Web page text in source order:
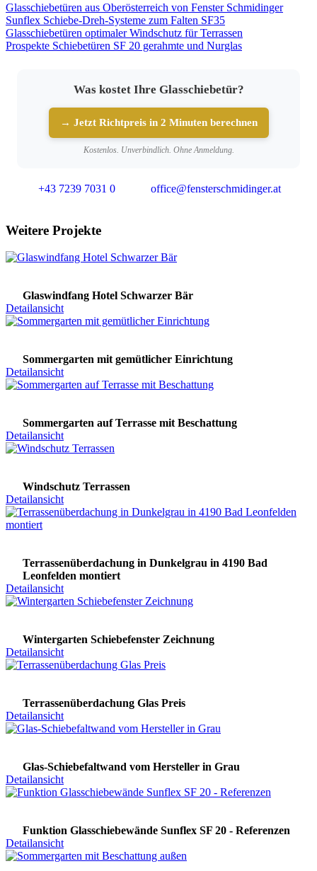
Glasschiebetüren aus Oberösterreich von Fenster Schmidinger
Sunflex Schiebe-Dreh-Systeme zum Falten SF35
Glasschiebetüren optimaler Windschutz für Terrassen
Prospekte Schiebetüren SF 20 gerahmte und Nurglas
Was kostet Ihre Glasschiebetür?
→ Jetzt Richtpreis in 2 Minuten berechnen
Kostenlos. Unverbindlich. Ohne Anmeldung.
+43 7239 7031 0 office@fensterschmidinger.at
Weitere Projekte
Glaswindfang Hotel Schwarzer Bär
Detailansicht
Sommergarten mit gemütlicher Einrichtung
Detailansicht
Sommergarten auf Terrasse mit Beschattung
Detailansicht
Windschutz Terrassen
Detailansicht
Terrassenüberdachung in Dunkelgrau in 4190 Bad
Leonfelden montiert
Detailansicht
Wintergarten Schiebefenster Zeichnung
Detailansicht
Terrassenüberdachung Glas Preis
Detailansicht
Glas-Schiebefaltwand vom Hersteller in Grau
Detailansicht
Funktion Glasschiebewände Sunflex SF 20 - Referenzen
Detailansicht